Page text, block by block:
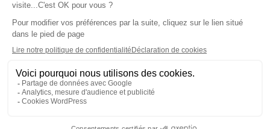
Téléchargez l'application
Les cookies
Gestion des cookies
Crédit photos : ©Sud Radio / Pierre Olivier